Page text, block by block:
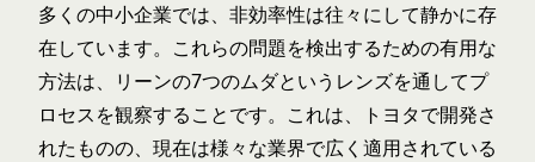
多くの中小企業では、非効率性は往々にして静かに存
在しています。これらの問題を検出するための有用な
方法は、リーンの7つのムダというレンズを通してプ
ロセスを観察することです。これは、トヨタで開発さ
れたものの、現在は様々な業界で広く適用されている